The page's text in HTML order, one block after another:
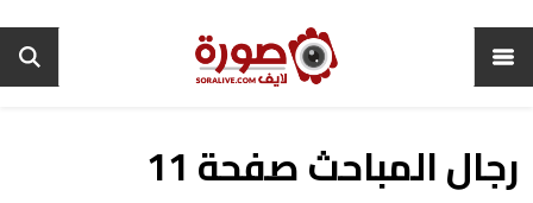
رجال المباحث صفحة 11